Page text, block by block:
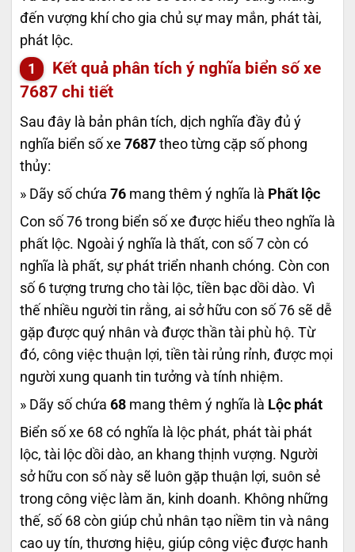
đến vượng khí cho gia chủ sự may mắn, phát tài,
phát lộc.
Kết quả phân tích ý nghĩa biển số xe
7687 chi tiết
Sau đây là bản phân tích, dịch nghĩa đầy đủ ý
nghĩa biển số xe 7687 theo từng cặp số phong
thủy:
» Dãy số chứa 76 mang thêm ý nghĩa là Phất lộc
Con số 76 trong biển số xe được hiểu theo nghĩa là
phất lộc. Ngoài ý nghĩa là thất, con số 7 còn có
nghĩa là phất, sự phát triển nhanh chóng. Còn con
số 6 tượng trưng cho tài lộc, tiền bạc dồi dào. Vì
thế nhiều người tin rằng, ai sở hữu con số 76 sẽ dễ
gặp được quý nhân và được thần tài phù hộ. Từ
đó, công việc thuận lợi, tiền tài rủng rỉnh, được mọi
người xung quanh tin tưởng và tính nhiệm.
» Dãy số chứa 68 mang thêm ý nghĩa là Lộc phát
Biển số xe 68 có nghĩa là lộc phát, phát tài phát
lộc, tài lộc dồi dào, an khang thịnh vượng. Người
sở hữu con số này sẽ luôn gặp thuận lợi, suôn sẻ
trong công việc làm ăn, kinh doanh. Không những
thế, số 68 còn giúp chủ nhân tạo niềm tin và nâng
cao uy tín, thương hiệu, giúp công việc được hanh